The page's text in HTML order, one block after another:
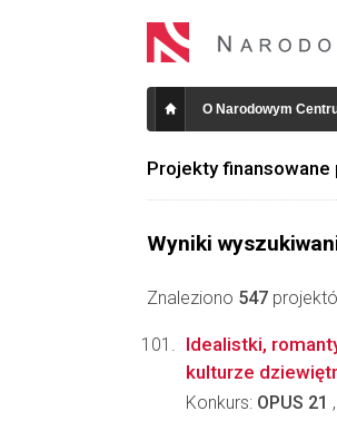
O Narodowym
Projekty finansowane
Wyniki
Znaleziono 547
Idealistki,
kulturze
Konkurs: OPUS 21